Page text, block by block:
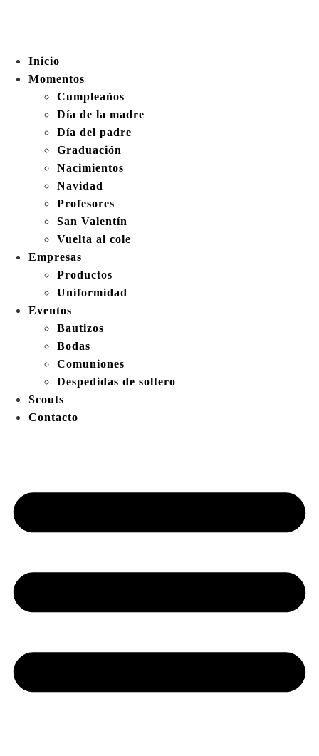
Inicio
Momentos
Cumpleaños
Día de la madre
Día del padre
Graduación
Nacimientos
Navidad
Profesores
San Valentín
Vuelta al cole
Empresas
Productos
Uniformidad
Eventos
Bautizos
Bodas
Comuniones
Despedidas de soltero
Scouts
Contacto